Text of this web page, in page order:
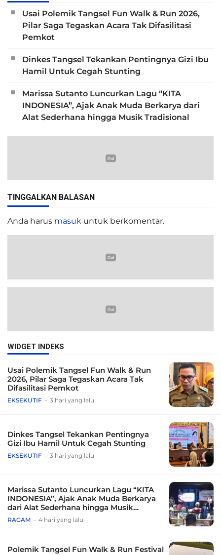
Usai Polemik Tangsel Fun Walk & Run 2026,
Pilar Saga Tegaskan Acara Tak Difasilitasi
Pemkot
Dinkes Tangsel Tekankan Pentingnya Gizi Ibu
Hamil Untuk Cegah Stunting
Marissa Sutanto Luncurkan Lagu “KITA
INDONESIA”, Ajak Anak Muda Berkarya dari
Alat Sederhana hingga Musik Tradisional
TINGGALKAN BALASAN
Anda harus masuk untuk berkomentar.
WIDGET INDEKS
Usai Polemik Tangsel Fun Walk & Run
2026, Pilar Saga Tegaskan Acara Tak
Difasilitasi Pemkot
EKSEKUTIF 3 hari yang lalu
Dinkes Tangsel Tekankan Pentingnya
Gizi Ibu Hamil Untuk Cegah Stunting
EKSEKUTIF 3 hari yang lalu
Marissa Sutanto Luncurkan Lagu “KITA
INDONESIA”, Ajak Anak Muda Berkarya
dari Alat Sederhana hingga Musik
Tradisional
RAGAM 4 hari yang lalu
Polemik Tangsel Fun Walk & Run Festival